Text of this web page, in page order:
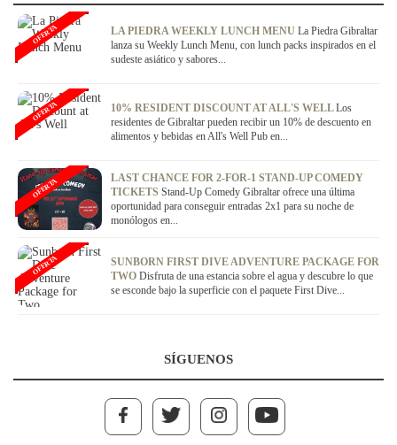
LA PIEDRA WEEKLY LUNCH MENU La Piedra Gibraltar
lanza su Weekly Lunch Menu, con lunch packs inspirados en el
sudeste asiático y sabores...
OFERTA
10% RESIDENT DISCOUNT AT ALL'S WELLLos
residentes de Gibraltar pueden recibir un 10% de descuento en
alimentos y bebidas en All's Well Pub en...
OFERTA
LAST CHANCE FOR 2-FOR-1 STAND-UP COMEDY
TICKETS Stand-Up Comedy Gibraltar ofrece una última
oportunidad para conseguir entradas 2x1 para su noche de
monólogos en...
OFERTA
SUNBORN FIRST DIVE ADVENTURE PACKAGE FOR
TWO Disfruta de una estancia sobre el agua y descubre lo que
se esconde bajo la superficie con el paquete First Dive...
OFERTA
SÍGUENOS